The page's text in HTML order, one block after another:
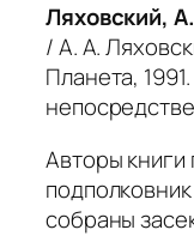
Ляховский,
/ А. А.
Планета,
Авторы книги
собраны